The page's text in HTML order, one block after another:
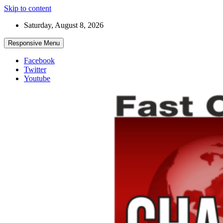
Skip to content
Saturday, August 8, 2026
Responsive Menu
Facebook
Twitter
Youtube